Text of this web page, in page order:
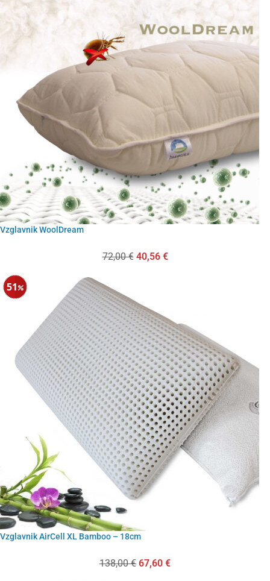
Vzglavnik WoolDream
72,00€ 40,56 €
51
Vzglavnik AirCell XL Bamboo – 18cm
138,00€ 67,60 €